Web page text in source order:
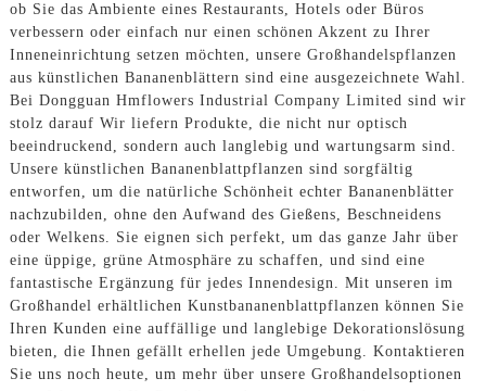
ob Sie das Ambiente eines Restaurants, Hotels oder Büros
verbessern oder einfach nur einen schönen Akzent zu Ihrer
Inneneinrichtung setzen möchten, unsere Großhandelspflanzen
aus künstlichen Bananenblättern sind eine ausgezeichnete Wahl.
Bei Dongguan Hmflowers Industrial Company Limited sind wir
stolz darauf Wir liefern Produkte, die nicht nur optisch
beeindruckend, sondern auch langlebig und wartungsarm sind.
Unsere künstlichen Bananenblattpflanzen sind sorgfältig
entworfen, um die natürliche Schönheit echter Bananenblätter
nachzubilden, ohne den Aufwand des Gießens, Beschneidens
oder Welkens. Sie eignen sich perfekt, um das ganze Jahr über
eine üppige, grüne Atmosphäre zu schaffen, und sind eine
fantastische Ergänzung für jedes Innendesign. Mit unseren im
Großhandel erhältlichen Kunstbananenblattpflanzen können Sie
Ihren Kunden eine auffällige und langlebige Dekorationslösung
bieten, die Ihnen gefällt erhellen jede Umgebung. Kontaktieren
Sie uns noch heute, um mehr über unsere Großhandelsoptionen